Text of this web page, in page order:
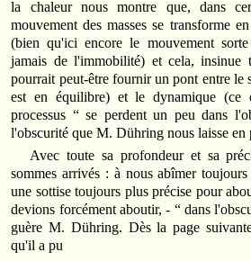
la chaleur nous montre que, dans
mouvement des masses se transforme
(bien qu'ici encore le mouvement
jamais de l'immobilité) et cela, insinue
pourrait peut-être fournir un pont entre le
est en équilibre) et le dynamique (ce
processus “ se perdent un peu dans
l'obscurité que M. Dühring nous laisse en
Avec toute sa profondeur et sa
sommes arrivés : à nous abîmer
une sottise toujours plus précise pour
devions forcément aboutir, - “ dans
guère M. Dühring. Dès la page
qu'il a pu